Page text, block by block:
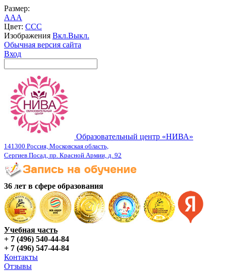
Размер:
AAA
Цвет: CCC
Изображения Вкл.Выкл.
Обычная версия сайта
Вход
Образовательный центр «НИВА»
141300 Россия, Московская область,
Сергиев Посад, пр. Красной Армии, д. 92
36 лет в сфере образования
Учебная часть
+ 7 (496) 540-44-84
+ 7 (496) 547-44-84
Контакты
Отзывы